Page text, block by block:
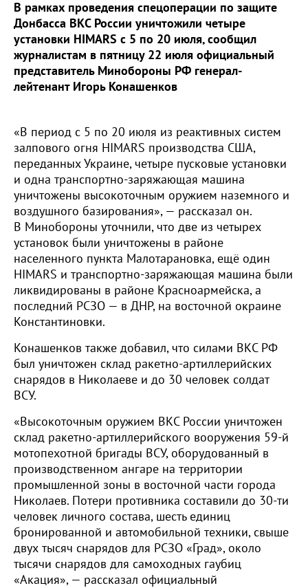
В рамках проведения спецоперации по защите
Донбасса ВКС России уничтожили четыре
установки HIMARS с 5 по 20 июля, сообщил
журналистам в пятницу 22 июля официальный
представитель Минобороны РФ генерал-
лейтенант Игорь Конашенков
«В период с 5 по 20 июля из реактивных систем
залпового огня HIMARS производства США,
переданных Украине, четыре пусковые установки
и одна транспортно-заряжающая машина
уничтожены высокоточным оружием наземного и
воздушного базирования», — рассказал он.
В Минобороны уточнили, что две из четырех
установок были уничтожены в районе
населенного пункта Малотарановка, ещё один
HIMARS и транспортно-заряжающая машина были
ликвидированы в районе Красноармейска, а
последний РСЗО — в ДНР, на восточной окраине
Константиновки.
Конашенков также добавил, что силами ВКС РФ
был уничтожен склад ракетно-артиллерийских
снарядов в Николаеве и до 30 человек солдат
ВСУ.
«Высокоточным оружием ВКС России уничтожен
склад ракетно-артиллерийского вооружения 59-й
мотопехотной бригады ВСУ, оборудованный в
производственном ангаре на территории
промышленной зоны в восточной части города
Николаев. Потери противника составили до 30-ти
человек личного состава, шесть единиц
бронированной и автомобильной техники, свыше
двух тысяч снарядов для РСЗО «Град», около
тысячи снарядов для самоходных гаубиц
«Акация», — рассказал официальный